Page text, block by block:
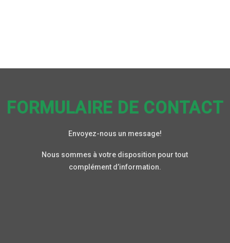
FORMULAIRE DE CONTACT
Envoyez-nous un message!
Nous sommes à votre disposition pour tout
complément d’information.